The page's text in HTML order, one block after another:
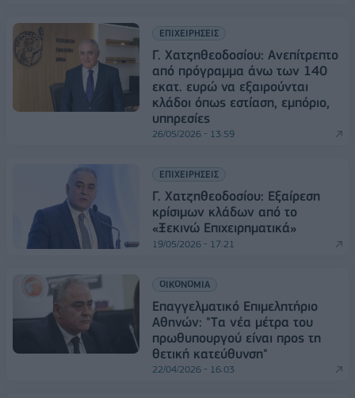
ΕΠΙΧΕΙΡΗΣΕΙΣ
Γ. Χατζηθεοδοσίου: Ανεπίτρεπτο
από πρόγραμμα άνω των 140
εκατ. ευρώ να εξαιρούνται
κλάδοι όπως εστίαση, εμπόριο,
υπηρεσίες
26/05/2026 - 13:59
ΕΠΙΧΕΙΡΗΣΕΙΣ
Γ. Χατζηθεοδοσίου: Εξαίρεση
κρίσιμων κλάδων από το
«Ξεκινώ Επιχειρηματικά»
19/05/2026 - 17:21
ΟΙΚΟΝΟΜΙΑ
Επαγγελματικό Επιμελητήριο
Αθηνών: "Tα νέα μέτρα του
πρωθυπουργού είναι προς τη
θετική κατεύθυνση"
22/04/2026 - 16:03